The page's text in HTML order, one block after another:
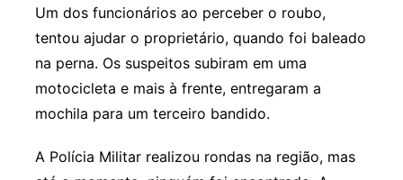
Um dos funcionários ao perceber o roubo,
tentou ajudar o proprietário, quando foi baleado
na perna. Os suspeitos subiram em uma
motocicleta e mais à frente, entregaram a
mochila para um terceiro bandido.
A Polícia Militar realizou rondas na região, mas